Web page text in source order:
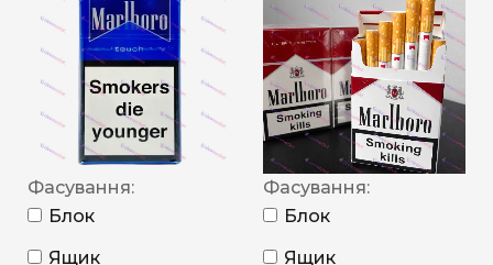
Фасування:
Блок
Ящик
Фасування:
Блок
Ящик